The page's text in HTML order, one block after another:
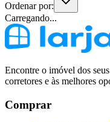
Ordenar por:
Carregando...
Encontre o imóvel dos
corretores e às melhores
Comprar